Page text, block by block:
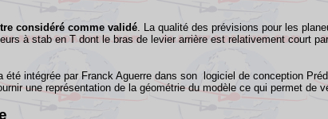
considéré comme validé. La qualité des prévisions pour les
à stab en T dont le bras de levier arrière est relativement court
été intégrée par Franck Aguerre dans son logiciel de conception
une représentation de la géométrie du modèle ce qui permet de